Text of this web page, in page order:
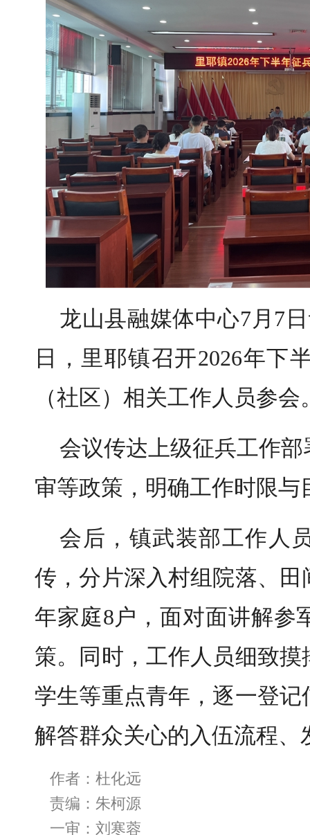
龙山县融媒体中心7月7
日，里耶镇召开2026年下
（社区）相关工作人员参会
会议传达上级征兵工作
审等政策，明确工作时限与
会后，镇武装部工作人
传，分片深入村组院落、
年家庭8户，面对面讲解参
策。同时，工作人员细致
学生等重点青年，逐一登
解答群众关心的入伍流程、
作者：杜化远
责编：朱柯源
一审：刘寒蓉